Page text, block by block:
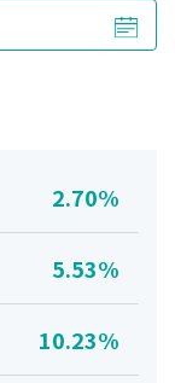
2.70%
5.53%
10.23%